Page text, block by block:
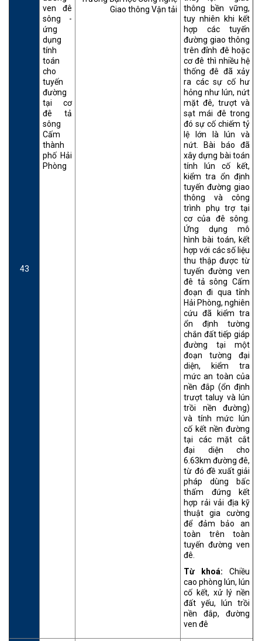
43
ven đê
sông -
ứng
dụng
tính
toán
cho
tuyến
đường
tại cơ
đê tả
sông
Cấm
thành
phố Hải
Phòng
Giao thông Vận tải
thông bền vững,
tuy nhiên khi kết
hợp các tuyến
đường giao thông
trên đỉnh đê hoặc
cơ đê thì nhiều hệ
thống đê đã xảy
ra các sự cố hư
hỏng như lún, nứt
mặt đê, trượt và
sạt mái đê trong
đó sự cố chiếm tỷ
lệ lớn là lún và
nứt. Bài báo đã
xây dựng bài toán
tính lún cố kết,
kiểm tra ổn định
tuyến đường giao
thông và công
trình phụ trợ tại
cơ của đê sông.
Ứng dụng mô
hình bài toán, kết
hợp với các số liệu
thu thập được từ
tuyến đường ven
đê tả sông Cấm
đoạn đi qua tỉnh
Hải Phòng, nghiên
cứu đã kiểm tra
ổn định tường
chắn đất tiếp giáp
đường tại một
đoạn tường đại
diện, kiểm tra
mức an toàn của
nền đắp (ổn định
trượt taluy và lún
trồi nền đường)
và tính mức lún
cố kết nền đường
tại các mặt cắt
đại diện cho
6.63km đường đê,
từ đó đề xuất giải
pháp dùng bấc
thấm đứng kết
hợp rải vải địa kỹ
thuật gia cường
để đảm bảo an
toàn trên toàn
tuyến đường ven
đê.
Từ khoá: Chiều
cao phòng lún, lún
cố kết, xử lý nền
đất yếu, lún trồi
nền đắp, đường
ven đê